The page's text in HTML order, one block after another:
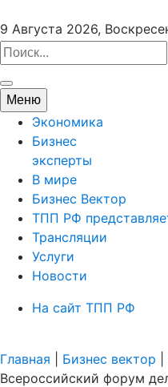
9 Августа 2026,
Меню
Экономика
Бизнес
эксперты
В мире
Бизнес Вектор
ТПП РФ
Трансляции
Услуги
Новости
На сайт ТПП РФ
Главная Бизнес вектор
Всероссийский форум